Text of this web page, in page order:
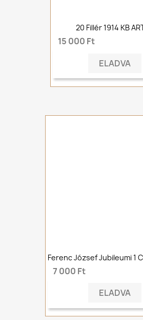
20 Fillér 1914 KB
15 000 Ft
ELADVA
Ferenc József Jubileumi 1
7 000 Ft
ELADVA